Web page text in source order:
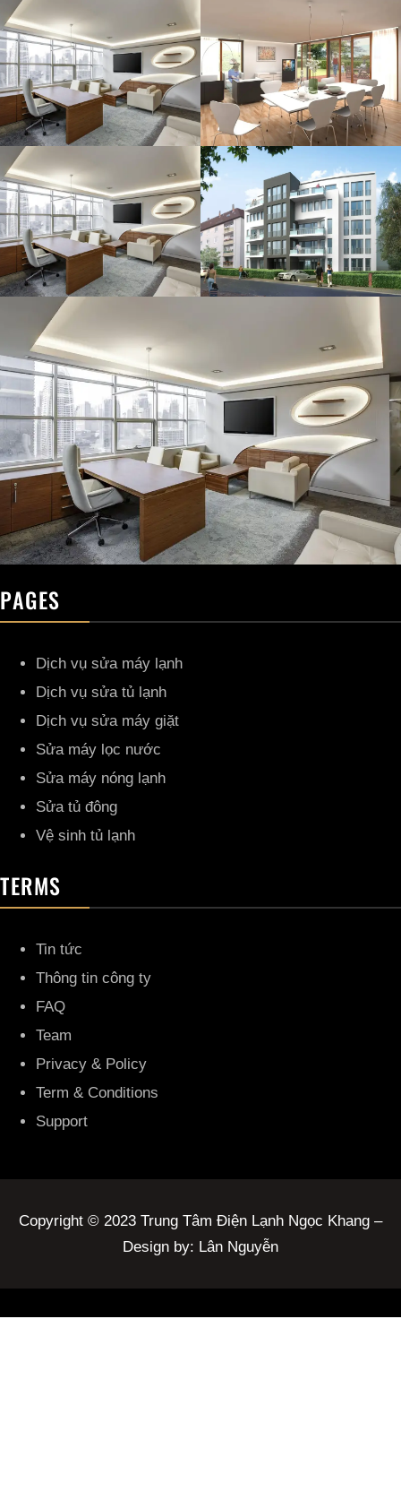
PAGES
Dịch vụ sửa máy lạnh
Dịch vụ sửa tủ lạnh
Dịch vụ sửa máy giặt
Sửa máy lọc nước
Sửa máy nóng lạnh
Sửa tủ đông
Vệ sinh tủ lạnh
TERMS
Tin tức
Thông tin công ty
FAQ
Team
Privacy & Policy
Term & Conditions
Support
Copyright © 2023 Trung Tâm Điện Lạnh Ngọc Khang –
Design by: Lân Nguyễn